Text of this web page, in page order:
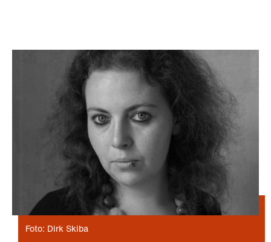
Foto: Dirk Skiba